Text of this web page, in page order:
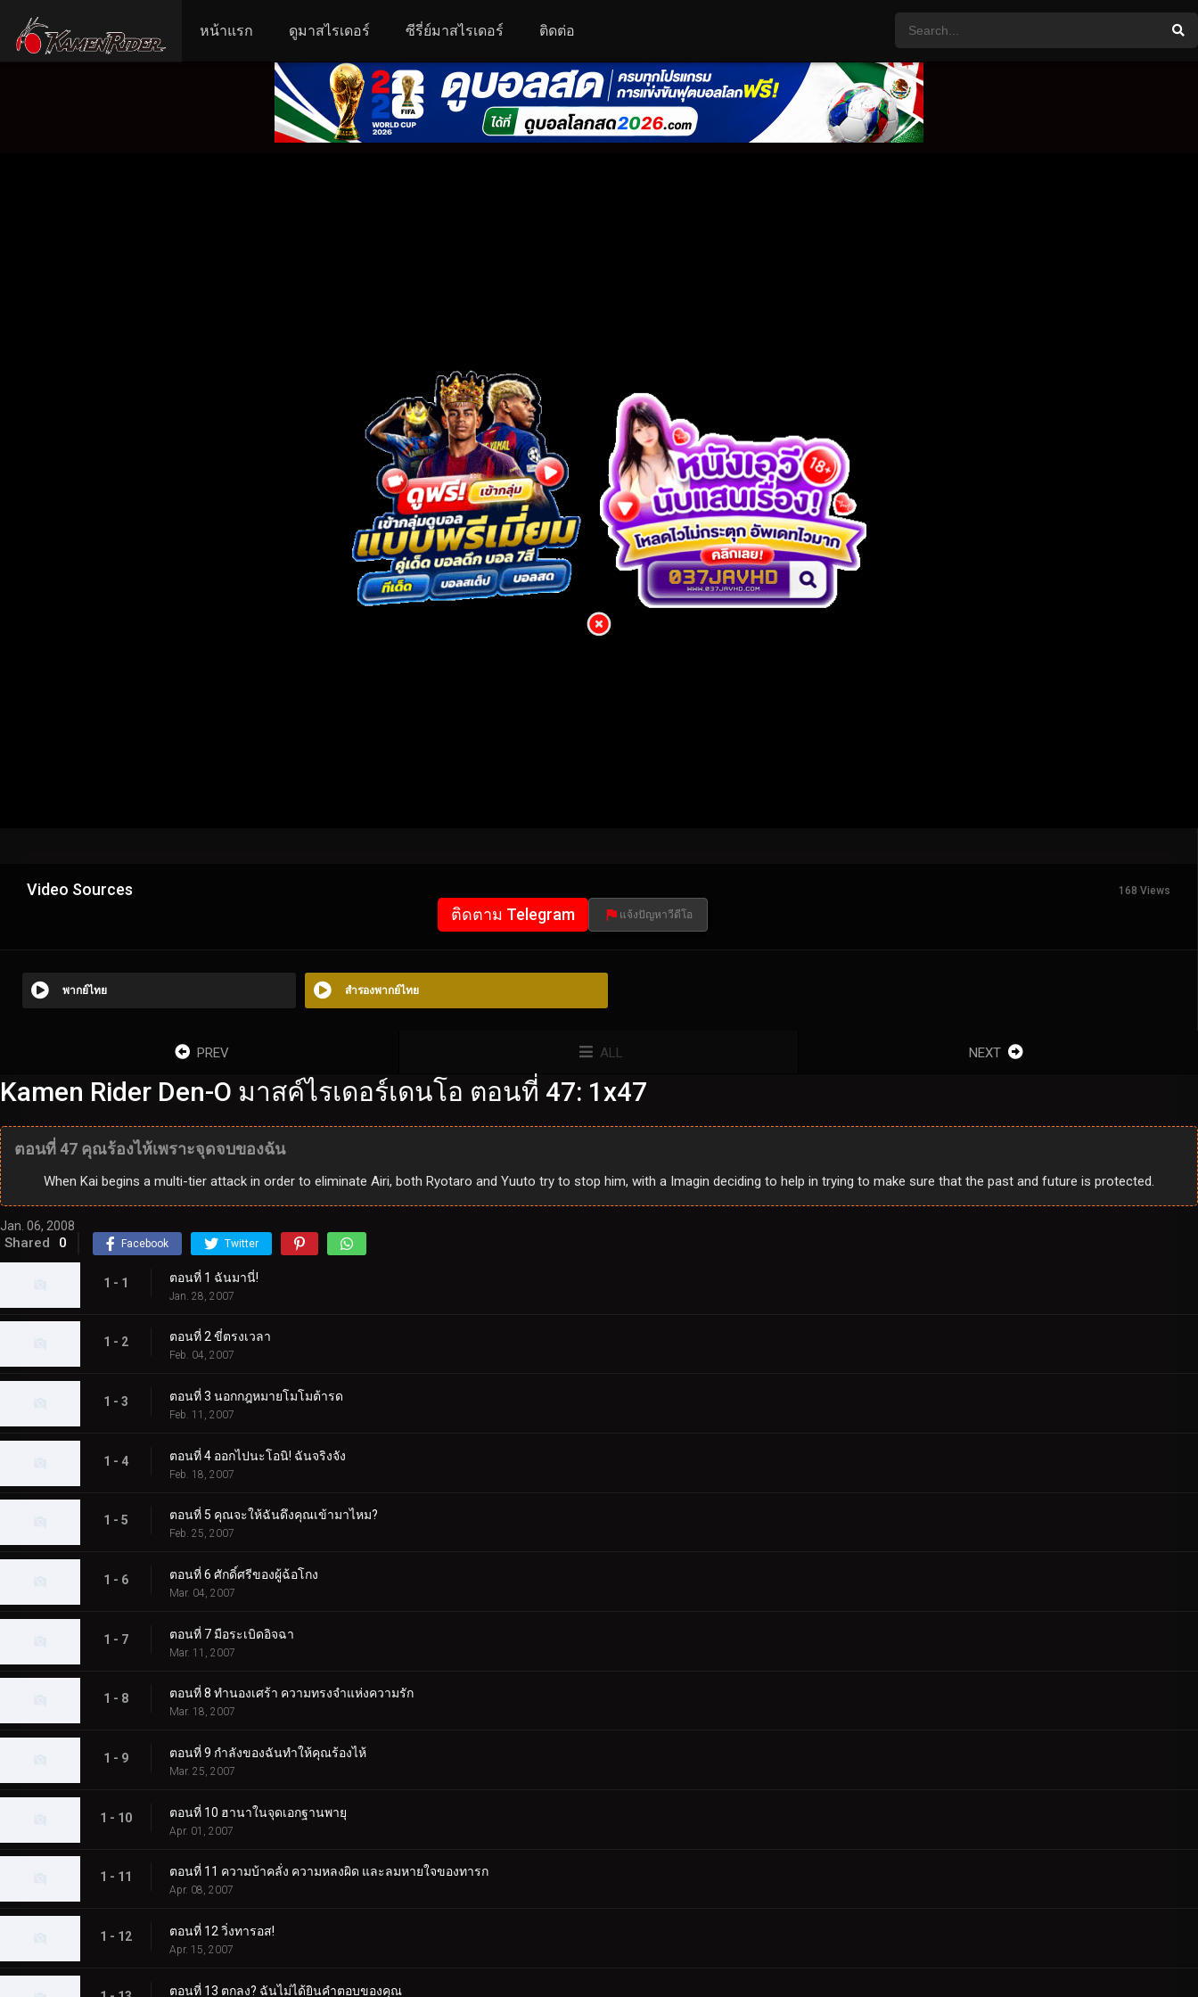
หน้าแรก ดูมาสไรเดอร์ ซีรี่ย์มาสไรเดอร์ ติดต่อ
Video Sources 168 Views
ติดตาม Telegram แจ้งปัญหาวีดีโอ
พากย์ไทย สำรองพากย์ไทย
PREV ALL NEXT
Kamen Rider Den-O มาสค์ไรเดอร์เดนโอ ตอนที่ 47: 1x47
ตอนที่ 47 คุณร้องไห้เพราะจุดจบของฉัน
When Kai begins a multi-tier attack in order to eliminate Airi, both Ryotaro and Yuuto try to stop him, with a Imagin deciding to help in trying to make sure that the past and future is protected.
Jan. 06, 2008
Shared 0 Facebook Twitter
1 - 1 ตอนที่ 1 ฉันมานี่!
Jan. 28, 2007
1 - 2 ตอนที่ 2 ขี่ตรงเวลา
Feb. 04, 2007
1 - 3 ตอนที่ 3 นอกกฎหมายโมโมต้ารด
Feb. 11, 2007
1 - 4 ตอนที่ 4 ออกไปนะโอนิ! ฉันจริงจัง
Feb. 18, 2007
1 - 5 ตอนที่ 5 คุณจะให้ฉันดึงคุณเข้ามาไหม?
Feb. 25, 2007
1 - 6 ตอนที่ 6 ศักดิ์ศรีของผู้ฉ้อโกง
Mar. 04, 2007
1 - 7 ตอนที่ 7 มือระเบิดอิจฉา
Mar. 11, 2007
1 - 8 ตอนที่ 8 ทำนองเศร้า ความทรงจำแห่งความรัก
Mar. 18, 2007
1 - 9 ตอนที่ 9 กำลังของฉันทำให้คุณร้องไห้
Mar. 25, 2007
1 - 10 ตอนที่ 10 ฮานาในจุดเอกฐานพายุ
Apr. 01, 2007
1 - 11 ตอนที่ 11 ความบ้าคลั่ง ความหลงผิด และลมหายใจของทารก
Apr. 08, 2007
1 - 12 ตอนที่ 12 วิ่งทารอส!
Apr. 15, 2007
ตอนที่ 13 ตกลง? ฉันไม่ได้ยินคำตอบของคุณ